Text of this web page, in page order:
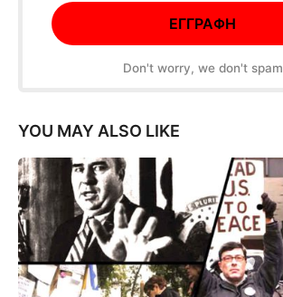
Don't worry, we don't spam
YOU MAY ALSO LIKE